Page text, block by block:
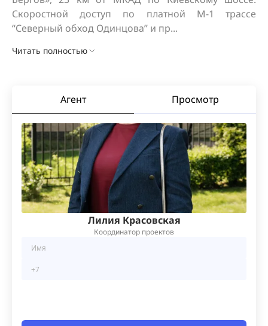
Скоростной доступ по платной М-1 трассе
“Северный обход Одинцова” и пр...
Читать полностью
Агент Просмотр
Лилия Красовская
Координатор проектов